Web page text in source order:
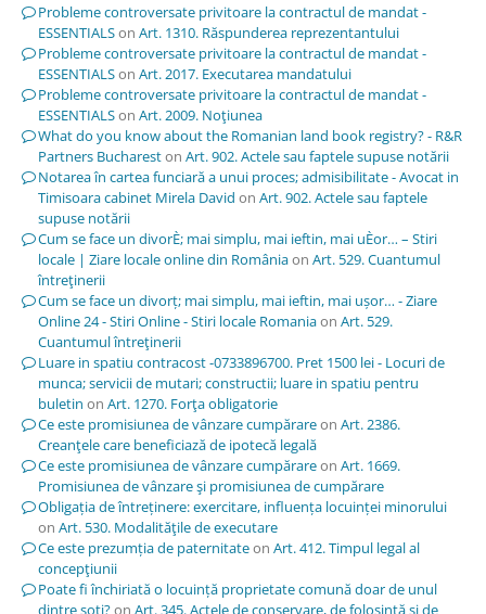
Probleme controversate privitoare la contractul de mandat -
ESSENTIALSon Art. 1310. Răspunderea reprezentantului
Probleme controversate privitoare la contractul de mandat -
ESSENTIALSon Art. 2017. Executarea mandatului
Probleme controversate privitoare la contractul de mandat -
ESSENTIALSon Art. 2009. Noţiunea
What do you know about the Romanian land book registry? - R&R
Partners Buchareston Art. 902. Actele sau faptele supuse notării
Notarea în cartea funciară a unui proces; admisibilitate - Avocat in
Timisoara cabinet Mirela David on Art. 902. Actele sau faptele
supuse notării
Cum se face un divorÈ; mai simplu, mai ieftin, mai uÈor… – Stiri
locale | Ziare locale online din Româniaon Art. 529. Cuantumul
întreţinerii
Cum se face un divorț; mai simplu, mai ieftin, mai ușor… - Ziare
Online 24 - Stiri Online - Stiri locale Romaniaon Art. 529.
Cuantumul întreţinerii
Luare in spatiu contracost -0733896700. Pret 1500 lei - Locuri de
munca; servicii de mutari; constructii; luare in spatiu pentru
buletin on Art. 1270. Forţa obligatorie
Ce este promisiunea de vânzare cumpărareon Art. 2386.
Creanţele care beneficiază de ipotecă legală
Ce este promisiunea de vânzare cumpărareon Art. 1669.
Promisiunea de vânzare şi promisiunea de cumpărare
Obligația de întreținere: exercitare, influența locuinței minorului
on Art. 530. Modalităţile de executare
Ce este prezumția de paternitateon Art. 412. Timpul legal al
concepţiunii
Poate fi închiriată o locuință proprietate comună doar de unul
dintre soți?on Art. 345. Actele de conservare, de folosinţă şi de